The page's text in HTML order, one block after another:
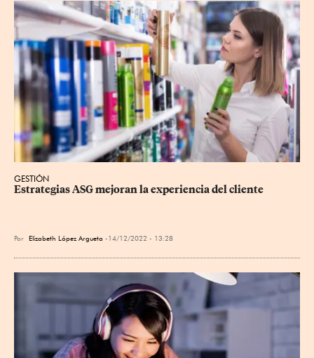
GESTIÓN
Estrategias ASG mejoran la experiencia del cliente
Por Elizabeth López Argueta 14/12/2022 - 13:28